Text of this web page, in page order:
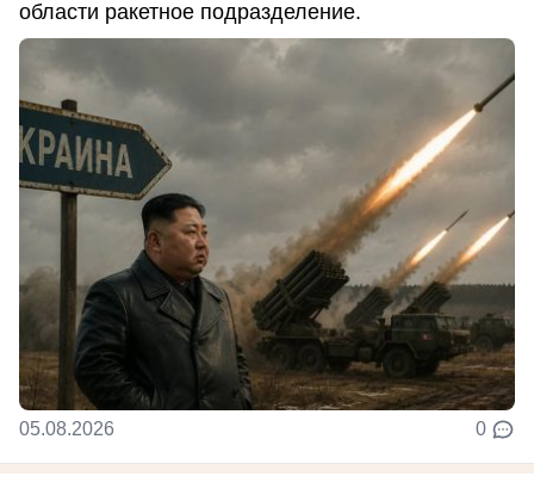
области ракетное подразделение.
05.08.2026 0